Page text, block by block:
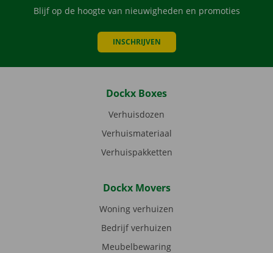
Blijf op de hoogte van nieuwigheden en promoties
INSCHRIJVEN
Dockx Boxes
Verhuisdozen
Verhuismateriaal
Verhuispakketten
Dockx Movers
Woning verhuizen
Bedrijf verhuizen
Meubelbewaring